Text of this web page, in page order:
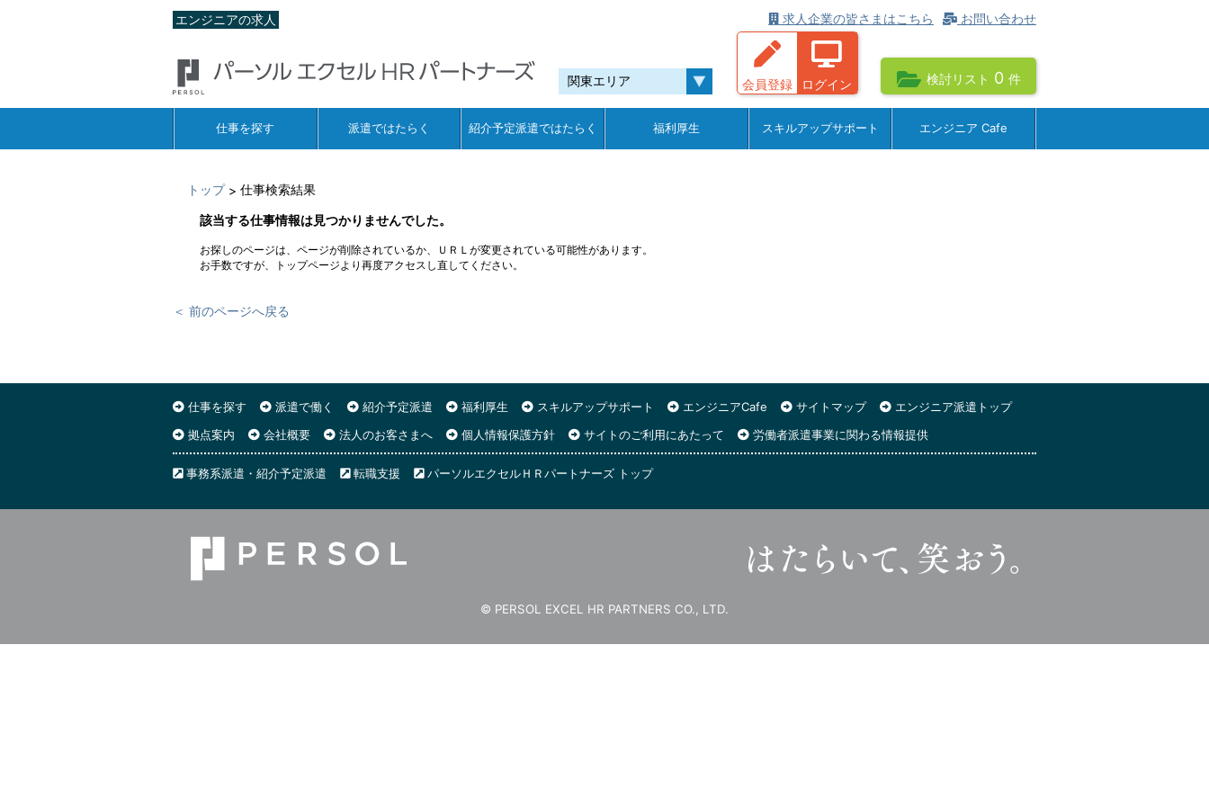
エンジニアの求人 お問い合わせ
求人企業の皆さまはこちら
会員登録 ログイン 検討リスト 0 件
仕事を探す 派遣ではたらく 紹介予定派遣ではたらく 福利厚生 スキルアップサポート エンジニア Cafe
トップ > 仕事検索結果
該当する仕事情報は見つかりませんでした。
お探しのページは、ページが削除されているか、ＵＲＬが変更されている可能性があります。
お手数ですが、トップページより再度アクセスし直してください。
＜ 前のページへ戻る
仕事を探す 派遣で働く 紹介予定派遣 福利厚生 スキルアップサポート エンジニアCafe サイトマップ
エンジニア派遣トップ
拠点案内
会社概要 法人のお客さまへ 個人情報保護方針 サイトのご利用にあたって 労働者派遣事業に関わる情報提供
事務系派遣・紹介予定派遣 転職支援 パーソルエクセルＨＲパートナーズ トップ
© PERSOL EXCEL HR PARTNERS CO., LTD.